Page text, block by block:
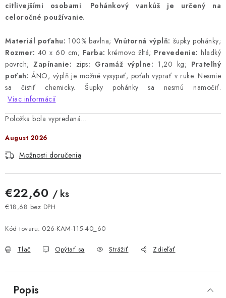
citlivejšími osobami.
Pohánkový vankúš je určený na
celoročné používanie.
Materiál poťahu: 100% bavlna; Vnútorná výplň: šupky pohánky;
Rozmer: 40 x 60 cm; Farba: krémovo žltá; Prevedenie: hladký
povrch; Zapínanie: zips; Gramáž výplne: 1,20 kg; Prateľný
poťah: ÁNO, výplň je možné vysypať, poťah vyprať v ruke. Nesmie
sa čistiť chemicky. Šupky pohánky sa nesmú namočiť.
Viac informácií
Položka bola vypredaná…
August 2026
Možnosti doručenia
€22,60 / ks
€18,68 bez DPH
Kód tovaru: 026-KAM-115-40_60
Tlač Opýtať sa Strážiť Zdieľať
Popis